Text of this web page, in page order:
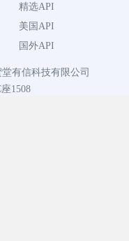
精选API
美国API
国外API
有信科技有限公司
1508